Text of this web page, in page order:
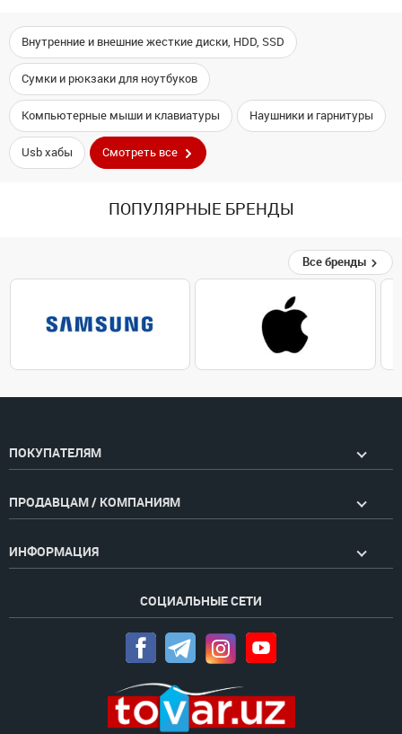
Внутренние и внешние жесткие диски, HDD, SSD
Сумки и рюкзаки для ноутбуков
Компьютерные мыши и клавиатуры Наушники и гарнитуры
Usb хабы Смотреть все
ПОПУЛЯРНЫЕ БРЕНДЫ
Все бренды
ПОКУПАТЕЛЯМ
ПРОДАВЦАМ / КОМПАНИЯМ
ИНФОРМАЦИЯ
СОЦИАЛЬНЫЕ СЕТИ